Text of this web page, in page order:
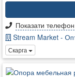
Показати телефон
Stream Market -
Скарга